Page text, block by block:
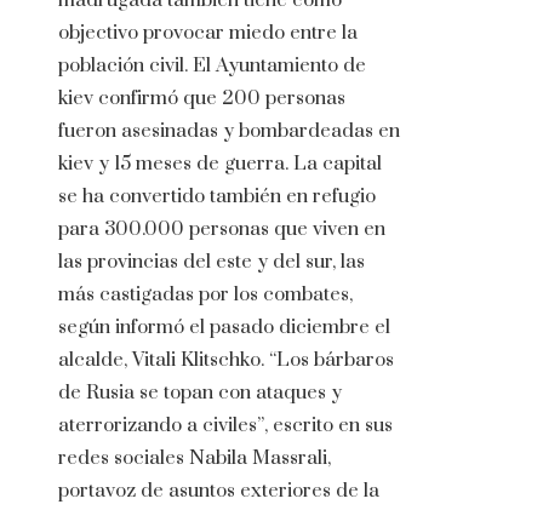
objectivo provocar miedo entre la
población civil. El Ayuntamiento de
kiev confirmó que 200 personas
fueron asesinadas y bombardeadas en
kiev y 15 meses de guerra. La capital
se ha convertido también en refugio
para 300.000 personas que viven en
las provincias del este y del sur, las
más castigadas por los combates,
según informó el pasado diciembre el
alcalde, Vitali Klitschko. “Los bárbaros
de Rusia se topan con ataques y
aterrorizando a civiles”, escrito en sus
redes sociales Nabila Massrali,
portavoz de asuntos exteriores de la